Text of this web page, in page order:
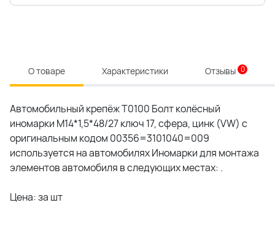
О товаре Характеристики Отзывы 0
Автомобильный крепёж T0100 Болт колёсный
иномарки М14*1,5*48/27 ключ 17, сфера, цинк (VW) c
оригинальным кодом 00356=3101040=009
используется на автомобилях Иномарки для монтажа
элементов автомобиля в следующих местах: .
Цена: за шт